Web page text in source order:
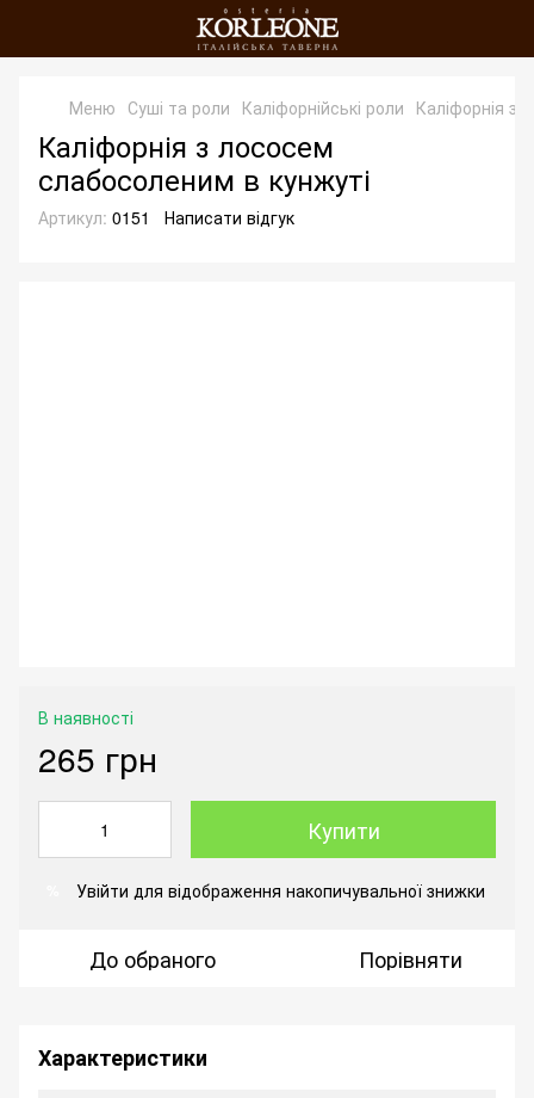
Меню Суші та роли Каліфорнійські роли Каліфорнія з
Каліфорнія з лососем
слабосоленим в кунжуті
Артикул: 0151 Написати відгук
В наявності
265 грн
Купити
Увійти для відображення накопичувальної знижки
До обраного Порівняти
Характеристики